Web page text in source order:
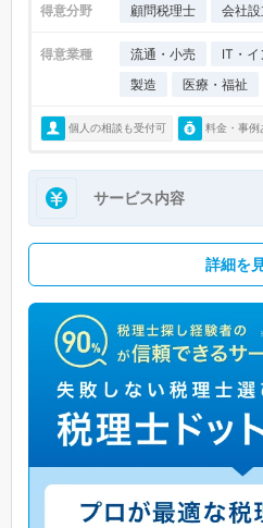
得意分野 顧問税理士 会社設
得意業種 流通・小売 IT・イ
製造
医療・福祉
個人の相談も受付可 料金・事例
サービス内容
詳細を